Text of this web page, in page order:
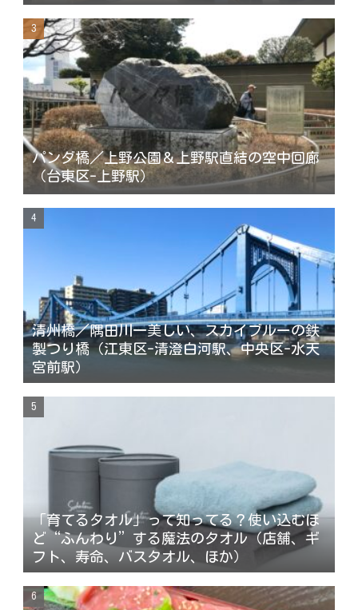
パンダ橋／上野公園＆上野駅直結の空中回廊
（台東区-上野駅）
清州橋／隅田川一美しい、スカイブルーの鉄
製つり橋（江東区-清澄白河駅、中央区-水天
宮前駅）
「育てるタオル」って知ってる？使い込むほ
ど“ふんわり”する魔法のタオル（店舗、ギ
フト、寿命、バスタオル、ほか）